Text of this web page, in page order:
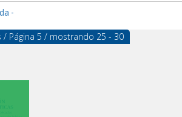
-
/ Página 5 / mostrando 25 - 30